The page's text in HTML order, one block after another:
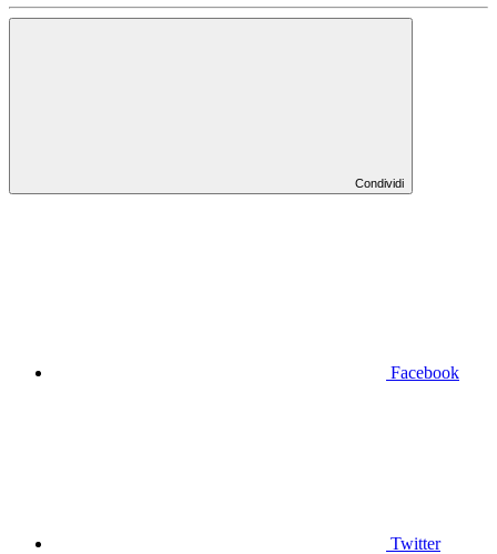
Condividi
Facebook
Twitter